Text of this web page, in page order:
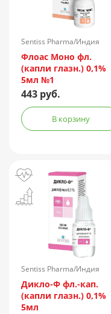
Sentiss Pharma/Индия
Флоас Моно фл.
(капли глазн.) 0,1%
5мл №1
443 руб.
В корзину
Sentiss Pharma/Индия
Дикло-Ф фл.-кап.
(капли глазн.) 0,1%
5мл